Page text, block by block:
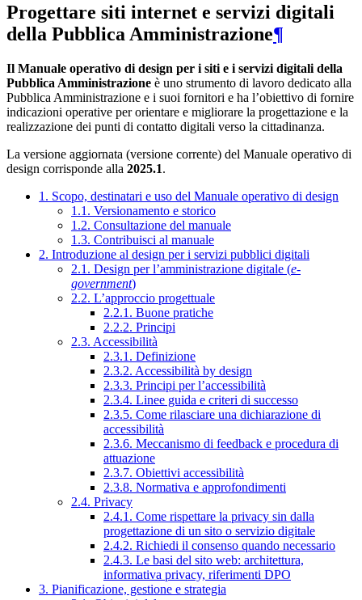
Progettare siti internet e servizi digitali
della Pubblica Amministrazione¶
Il Manuale operativo di design per i siti e i servizi digitali della
Pubblica Amministrazione è uno strumento di lavoro dedicato alla
Pubblica Amministrazione e i suoi fornitori e ha l’obiettivo di fornire
indicazioni operative per orientare e migliorare la progettazione e la
realizzazione dei punti di contatto digitali verso la cittadinanza.
La versione aggiornata (versione corrente) del Manuale operativo di
design corrisponde alla 2025.1.
1. Scopo, destinatari e uso del Manuale operativo di design
1.1. Versionamento e storico
1.2. Consultazione del manuale
1.3. Contribuisci al manuale
2. Introduzione al design per i servizi pubblici digitali
2.1. Design per l’amministrazione digitale (e-
government)
2.2. L’approccio progettuale
2.2.1. Buone pratiche
2.2.2. Principi
2.3. Accessibilità
2.3.1. Definizione
2.3.2. Accessibilità by design
2.3.3. Principi per l’accessibilità
2.3.4. Linee guida e criteri di successo
2.3.5. Come rilasciare una dichiarazione di
accessibilità
2.3.6. Meccanismo di feedback e procedura di
attuazione
2.3.7. Obiettivi accessibilità
2.3.8. Normativa e approfondimenti
2.4. Privacy
2.4.1. Come rispettare la privacy sin dalla
progettazione di un sito o servizio digitale
2.4.2. Richiedi il consenso quando necessario
2.4.3. Le basi del sito web: architettura,
informativa privacy, riferimenti DPO
3. Pianificazione, gestione e strategia